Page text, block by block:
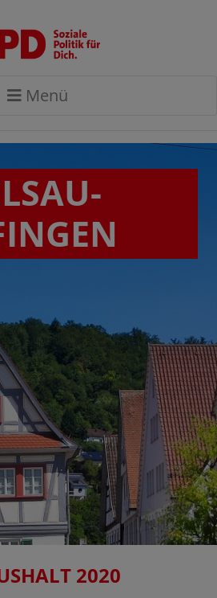
Menü
2020